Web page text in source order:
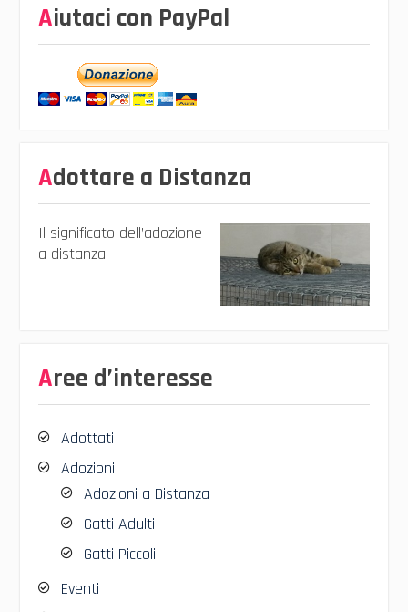
Aiutaci con PayPal
Adottare a Distanza
Il significato dell’adozione
a distanza.
Aree d’interesse
Adottati
Adozioni
Adozioni a Distanza
Gatti Adulti
Gatti Piccoli
Eventi